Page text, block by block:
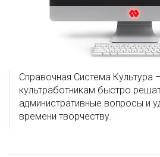
Справочная Система Культура
культработникам быстро
административные вопросы и
времени творчеству.